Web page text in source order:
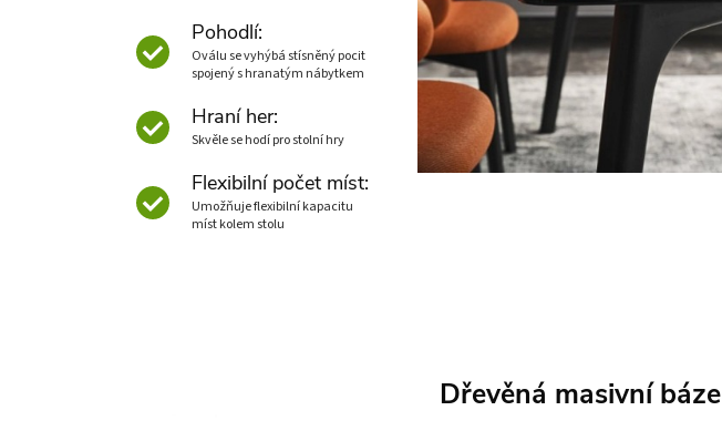
Pohodlí:
Oválu se vyhýbá stísněný pocit
spojený s hranatým nábytkem
Hraní her:
Skvěle se hodí pro stolní hry
Flexibilní počet míst:
Umožňuje flexibilní kapacitu
míst kolem stolu
Dřevěná masivní báze